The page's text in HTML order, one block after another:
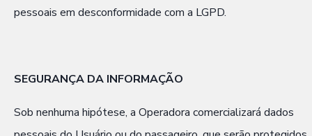
pessoais em desconformidade com a LGPD.
SEGURANÇA DA INFORMAÇÃO
Sob nenhuma hipótese, a Operadora comercializará dados